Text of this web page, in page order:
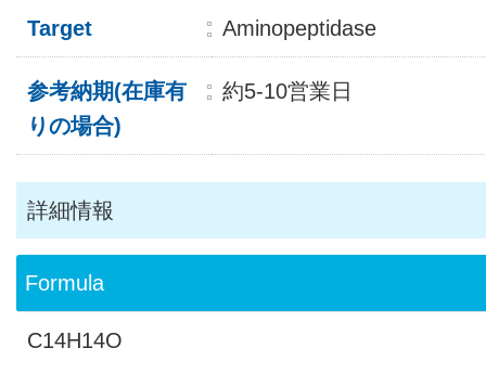
Target Aminopeptidase
参考納期(在庫有
りの場合)
約5-10営業日
詳細情報
Formula
C14H14O